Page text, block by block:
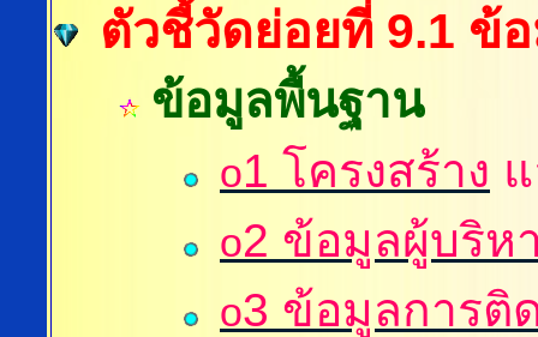
ตัวชี้วัดย่อยที่ 9.1 ข้
ข้อมูลพื้นฐาน
o1 โครงสร้าง
o2 ข้อมูลผู้บริห
o3 ข้อมูลการติ